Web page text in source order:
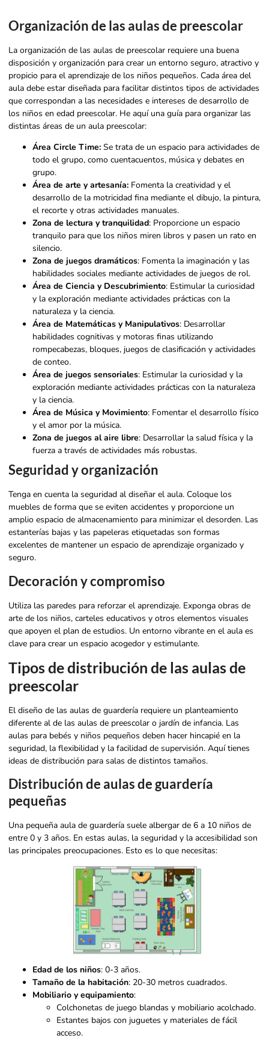
Organización de las aulas de preescolar
La organización de las aulas de preescolar requiere una buena
disposición y organización para crear un entorno seguro, atractivo y
propicio para el aprendizaje de los niños pequeños. Cada área del
aula debe estar diseñada para facilitar distintos tipos de actividades
que correspondan a las necesidades e intereses de desarrollo de
los niños en edad preescolar. He aquí una guía para organizar las
distintas áreas de un aula preescolar:
Área Circle Time: Se trata de un espacio para actividades de
todo el grupo, como cuentacuentos, música y debates en
grupo.
Área de arte y artesanía: Fomenta la creatividad y el
desarrollo de la motricidad fina mediante el dibujo, la pintura,
el recorte y otras actividades manuales.
Zona de lectura y tranquilidad: Proporcione un espacio
tranquilo para que los niños miren libros y pasen un rato en
silencio.
Zona de juegos dramáticos: Fomenta la imaginación y las
habilidades sociales mediante actividades de juegos de rol.
Área de Ciencia y Descubrimiento: Estimular la curiosidad
y la exploración mediante actividades prácticas con la
naturaleza y la ciencia.
Área de Matemáticas y Manipulativos: Desarrollar
habilidades cognitivas y motoras finas utilizando
rompecabezas, bloques, juegos de clasificación y actividades
de conteo.
Área de juegos sensoriales: Estimular la curiosidad y la
exploración mediante actividades prácticas con la naturaleza
y la ciencia.
Área de Música y Movimiento: Fomentar el desarrollo físico
y el amor por la música.
Zona de juegos al aire libre: Desarrollar la salud física y la
fuerza a través de actividades más robustas.
Seguridad y organización
Tenga en cuenta la seguridad al diseñar el aula. Coloque los
muebles de forma que se eviten accidentes y proporcione un
amplio espacio de almacenamiento para minimizar el desorden. Las
estanterías bajas y las papeleras etiquetadas son formas
excelentes de mantener un espacio de aprendizaje organizado y
seguro.
Decoración y compromiso
Utiliza las paredes para reforzar el aprendizaje. Exponga obras de
arte de los niños, carteles educativos y otros elementos visuales
que apoyen el plan de estudios. Un entorno vibrante en el aula es
clave para crear un espacio acogedor y estimulante.
Tipos de distribución de las aulas de
preescolar
El diseño de las aulas de guardería requiere un planteamiento
diferente al de las aulas de preescolar o jardín de infancia. Las
aulas para bebés y niños pequeños deben hacer hincapié en la
seguridad, la flexibilidad y la facilidad de supervisión. Aquí tienes
ideas de distribución para salas de distintos tamaños.
Distribución de aulas de guardería
pequeñas
Una pequeña aula de guardería suele albergar de 6 a 10 niños de
entre 0 y 3 años. En estas aulas, la seguridad y la accesibilidad son
las principales preocupaciones. Esto es lo que necesitas:
Edad de los niños: 0-3 años.
Tamaño de la habitación: 20-30 metros cuadrados.
Mobiliario y equipamiento:
Colchonetas de juego blandas y mobiliario acolchado.
Estantes bajos con juguetes y materiales de fácil
acceso.